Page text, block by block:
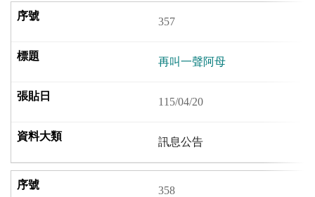
357
再叫一聲阿母
115/04/20
訊息公告
358